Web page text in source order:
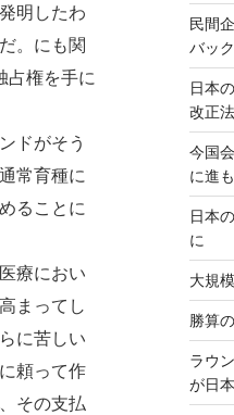
明したわ
。にも関
占権を手に
ドがそう
常育種に
ることに
療におい
まってし
に苦しい
頼って作
その支払
民間
バッ
日本
改正
今国
に進
日本
に
大規
勝算
ラウ
が日